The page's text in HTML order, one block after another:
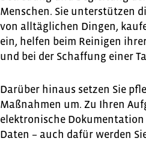
Menschen. Sie unterstützen
von alltäglichen Dingen,
ein, helfen beim Reinigen
und bei der Schaffung einer
Darüber hinaus setzen Sie
Maßnahmen um. Zu Ihren
elektronische
Daten – auch dafür werden